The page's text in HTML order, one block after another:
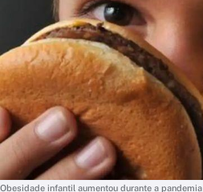
Obesidade infantil aumentou durante a pandemia